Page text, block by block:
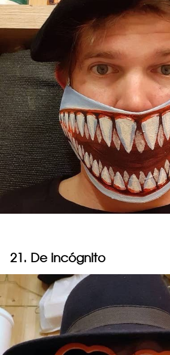
21. De incógnito